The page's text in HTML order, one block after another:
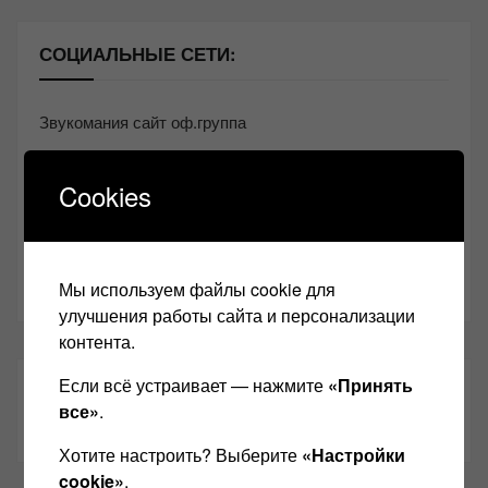
СОЦИАЛЬНЫЕ СЕТИ:
Звукомания сайт оф.группа
Контакт
Одноклассники
Youtube
ТАКЖЕ ЧИТАЕМ:
Cookies
Мы используем файлы cookie для
улучшения работы сайта и персонализации
контента.
Если всё устраивает — нажмите «Принять
все».
Хотите настроить? Выберите «Настройки
cookie».